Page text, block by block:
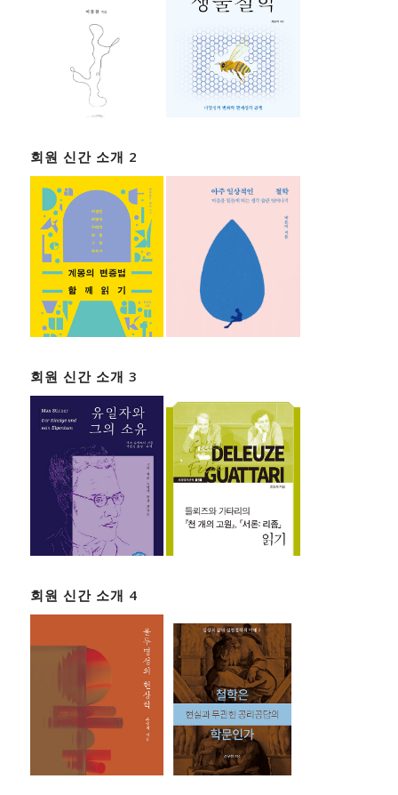
회원 신간 소개 2
회원 신간 소개 3
회원 신간 소개 4